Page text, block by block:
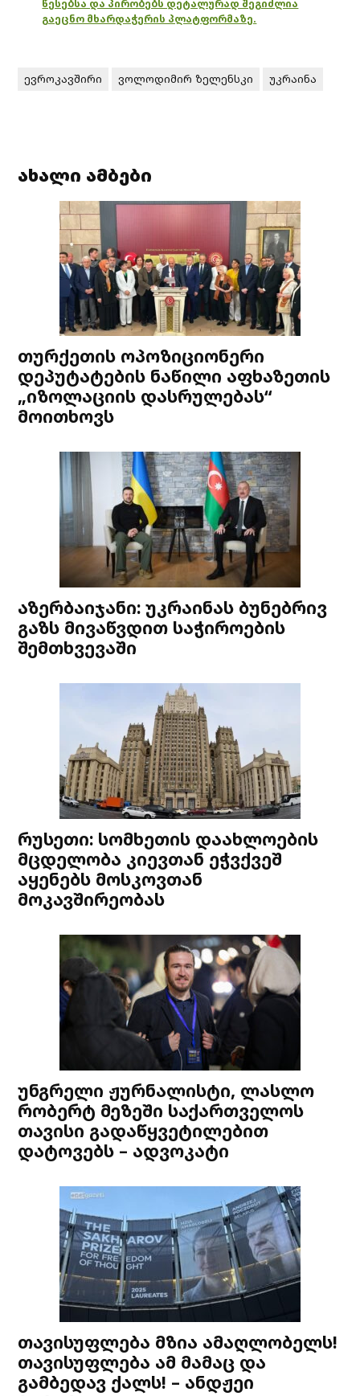
წესებსა და პირობებს დეტალურად შეგიძლია
გაეცნო მხარდაჭერის პლატფორმაზე.
ევროკავშირი ვოლოდიმირ ზელენსკი უკრაინა
ახალი ამბები
თურქეთის ოპოზიციონერი
დეპუტატების ნაწილი აფხაზეთის
„იზოლაციის დასრულებას“
მოითხოვს
აზერბაიჯანი: უკრაინას ბუნებრივ
გაზს მივაწვდით საჭიროების
შემთხვევაში
რუსეთი: სომხეთის დაახლოების
მცდელობა კიევთან ეჭვქვეშ
აყენებს მოსკოვთან
მოკავშირეობას
უნგრელი ჟურნალისტი, ლასლო
რობერტ მეზეში საქართველოს
თავისი გადაწყვეტილებით
დატოვებს – ადვოკატი
თავისუფლება მზია ამაღლობელს!
თავისუფლება ამ მამაც და
გამბედავ ქალს! – ანდჟეი